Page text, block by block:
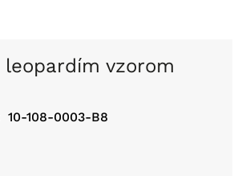
10-108-0003-B8